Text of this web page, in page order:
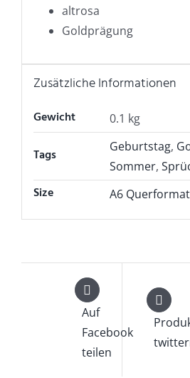
altrosa
Goldprägung
Zusätzliche Informationen
Gewicht 0.1 kg
Tags Geburtstag,
Sommer,
Size A6 Querformat
Auf
Facebook
teilen